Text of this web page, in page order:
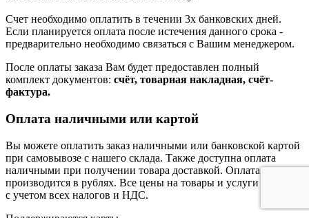
Счет необходимо оплатить в течении 3х банковских дней.
Если планируется оплата после истечения данного срока -
предварительно необходимо связаться с Вашим менеджером.
После оплаты заказа Вам будет предоставлен полный
комплект документов: счёт, товарная накладная, счёт-
фактура.
Оплата наличными или картой
Вы можете оплатить заказ наличными или банковской картой
при самовывозе с нашего склада. Также доступна оплата
наличными при получении товара доставкой. Оплата
производится в рублях. Все цены на товары и услуги указаны
с учетом всех налогов и НДС.